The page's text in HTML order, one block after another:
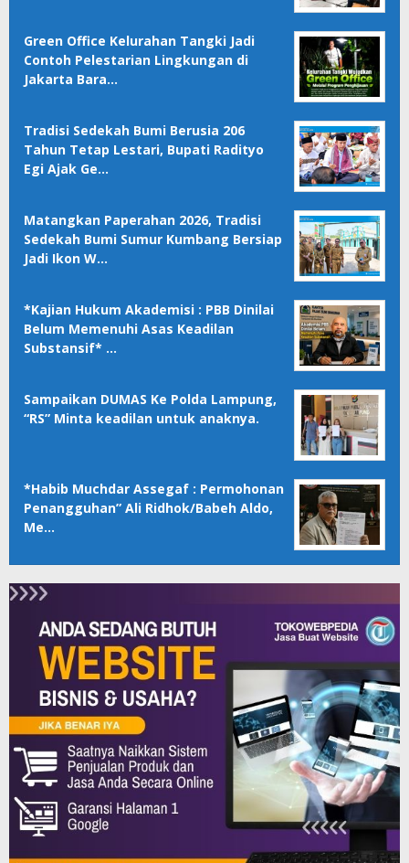
Green Office Kelurahan Tangki Jadi
Contoh Pelestarian Lingkungan di
Jakarta Bara…
Tradisi Sedekah Bumi Berusia 206
Tahun Tetap Lestari, Bupati Radityo
Egi Ajak Ge…
Matangkan Paperahan 2026, Tradisi
Sedekah Bumi Sumur Kumbang Bersiap
Jadi Ikon W…
*Kajian Hukum Akademisi : PBB Dinilai
Belum Memenuhi Asas Keadilan
Substansif* …
Sampaikan DUMAS Ke Polda Lampung,
“RS” Minta keadilan untuk anaknya.
*Habib Muchdar Assegaf : Permohonan
Penangguhan” Ali Ridhok/Babeh Aldo,
Me…